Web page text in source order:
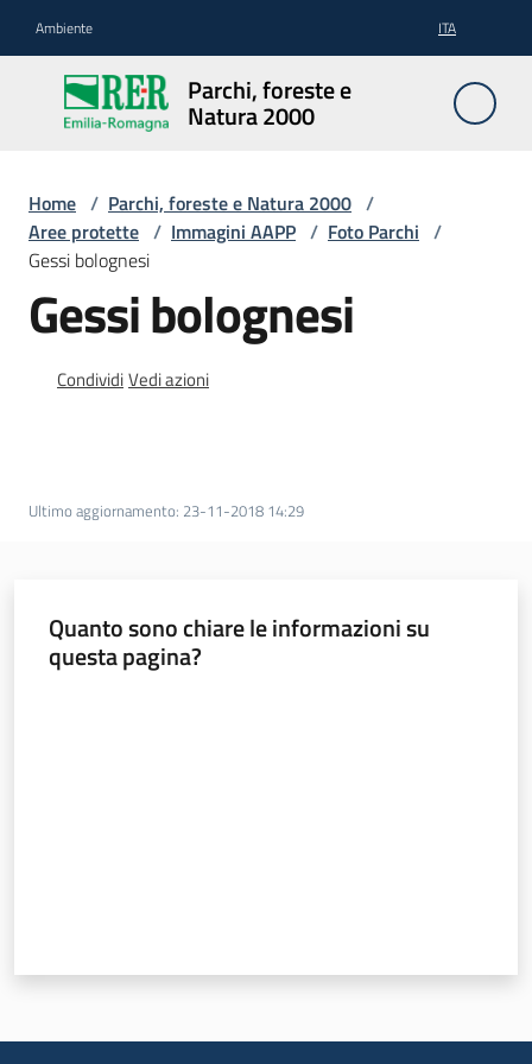
Ambiente ITA
Parchi, foreste e
Natura 2000
Parchi,
foreste
e
2000
Aree
Protette
Biodiversità
Home / Parchi, foreste e Natura 2000 /
Aree protette / Immagini AAPP / Foto Parchi /
Gessi bolognesi
Gessi bolognesi
CondividiVedi azioni
Ultimo aggiornamento: 23-11-2018 14:29
Quanto sono chiare le informazioni su
questa pagina?